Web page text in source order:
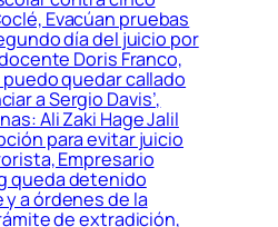
Evacúan pruebas
día del juicio por
Doris Franco,
puedo quedar callado
a Sergio Davis’,
Ali Zaki Hage Jalil
para evitar juicio
Empresario
queda detenido
a órdenes de la
de extradición,